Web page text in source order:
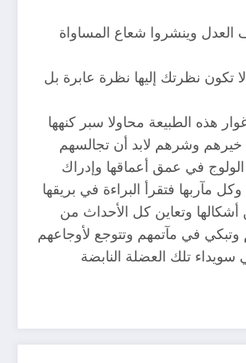
العدل وينشروا شعاع المساواة
تكون نظرتك إليها نظرة عابرة بل
هذه الطبيعة محاولا سبر كنهها
خيرهم وشرهم لابد أن تجالسهم
في عمق أعماقها وإدراك
مآربها فتقرأ البراءة في بريقها
أشكالها وتعاين كل الأحداث من
في مآتمهم وتتوجع لأوجاعهم
تلك العضلة النابضة